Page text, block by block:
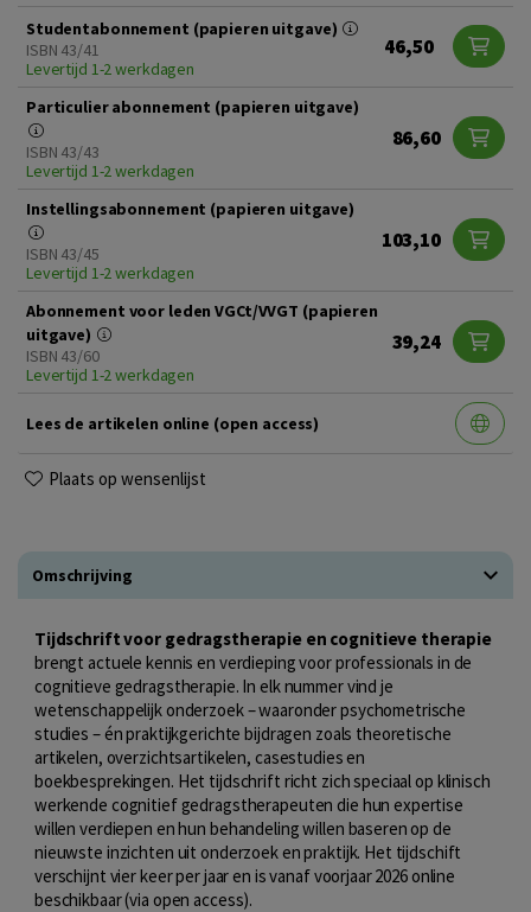
Studentabonnement (papieren uitgave)
ISBN 43/41
Levertijd 1-2 werkdagen
46,50
Particulier abonnement (papieren uitgave)
ISBN 43/43
Levertijd 1-2 werkdagen
86,60
Instellingsabonnement (papieren uitgave)
ISBN 43/45
Levertijd 1-2 werkdagen
103,10
Abonnement voor leden VGCt/VVGT (papieren
uitgave)
ISBN 43/60
Levertijd 1-2 werkdagen
39,24
Lees de artikelen online (open access)
Plaats op wensenlijst
Omschrijving
Tijdschrift voor gedragstherapie en cognitieve therapie
brengt actuele kennis en verdieping voor professionals in de
cognitieve gedragstherapie. In elk nummer vind je
wetenschappelijk onderzoek – waaronder psychometrische
studies – én praktijkgerichte bijdragen zoals theoretische
artikelen, overzichtsartikelen, casestudies en
boekbesprekingen. Het tijdschrift richt zich speciaal op klinisch
werkende cognitief gedragstherapeuten die hun expertise
willen verdiepen en hun behandeling willen baseren op de
nieuwste inzichten uit onderzoek en praktijk. Het tijdschift
verschijnt vier keer per jaar en is vanaf voorjaar 2026 online
beschikbaar (via open access).